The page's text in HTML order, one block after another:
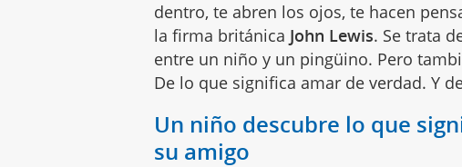
dentro, te abren los ojos, te hacen
la firma británica John Lewis. Se trata
entre un niño y un pingüino. Pero
De lo que significa amar de verdad. Y
Un niño descubre lo que
su amigo